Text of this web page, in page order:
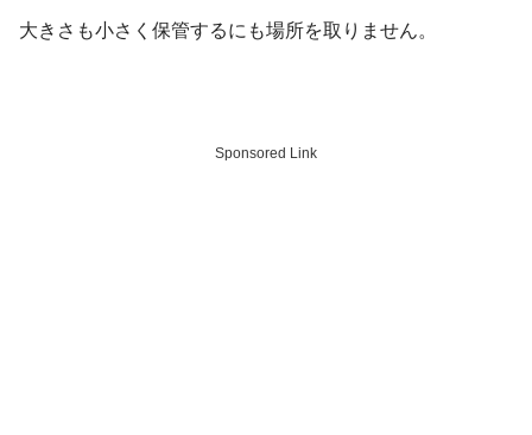
大きさも小さく保管するにも場所を取りません。
Sponsored Link